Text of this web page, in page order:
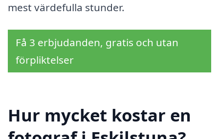
mest värdefulla stunder.
Få 3 erbjudanden, gratis och utan
förpliktelser
Hur mycket kostar en